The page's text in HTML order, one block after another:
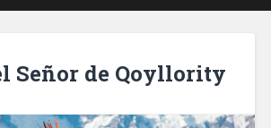
Señor de Qoyllority